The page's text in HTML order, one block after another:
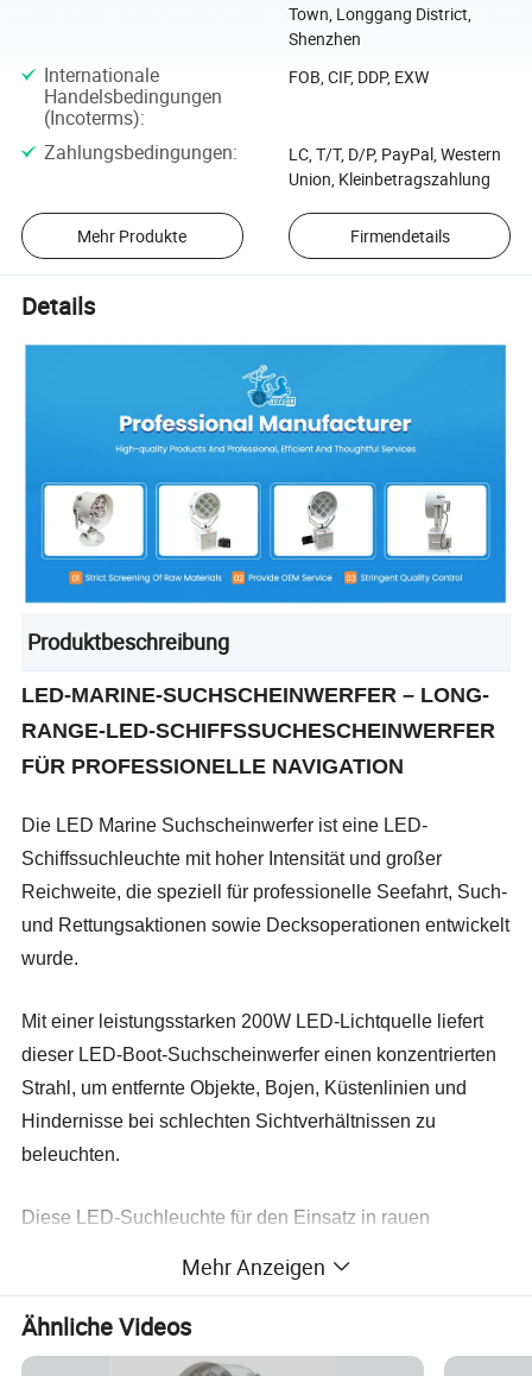
Town, Longgang District,
Shenzhen
Internationale
Handelsbedingungen
(Incoterms):
FOB, CIF, DDP, EXW
Zahlungsbedingungen:
LC, T/T, D/P, PayPal, Western
Union, Kleinbetragszahlung
Mehr Produkte Firmendetails
Details
Produktbeschreibung
LED-MARINE-SUCHSCHEINWERFER – LONG-
RANGE-LED-SCHIFFSSUCHESCHEINWERFER
FÜR PROFESSIONELLE NAVIGATION
Die LED Marine Suchscheinwerfer ist eine LED-
Schiffssuchleuchte mit hoher Intensität und großer
Reichweite, die speziell für professionelle Seefahrt, Such-
und Rettungsaktionen sowie Decksoperationen entwickelt
wurde.
Mit einer leistungsstarken 200W LED-Lichtquelle liefert
dieser LED-Boot-Suchscheinwerfer einen konzentrierten
Strahl, um entfernte Objekte, Bojen, Küstenlinien und
Hindernisse bei schlechten Sichtverhältnissen zu
beleuchten.
Diese LED-Suchleuchte für den Einsatz in rauen
Energieverbrauch und lange Lebensdauer mit einer
zuverlässigen, wasserdichten und korrosionsbeständigen
Mehr Anzeigen
Ähnliche Videos